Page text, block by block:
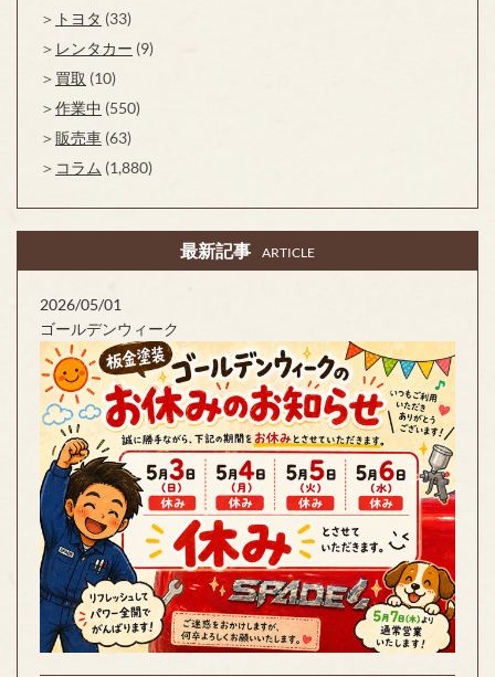
トヨタ (33)
レンタカー (9)
買取 (10)
作業中 (550)
販売車 (63)
コラム (1,880)
最新記事 ARTICLE
2026/05/01
ゴールデンウィーク